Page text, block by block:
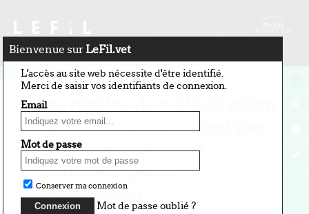
Bienvenue sur LeFil.vet
L'accès au site web nécessite d'être identifié.
Merci de saisir vos identifiants de connexion.
Email
Mot de passe
Conserver ma connexion
Mot de passe oublié ?
4 juin 2026
Les résidus de colle de ruban
adhésif ne concentrent pas
la contamination, et
n'inhibent pas la
désinfection
par Vincent Dedet